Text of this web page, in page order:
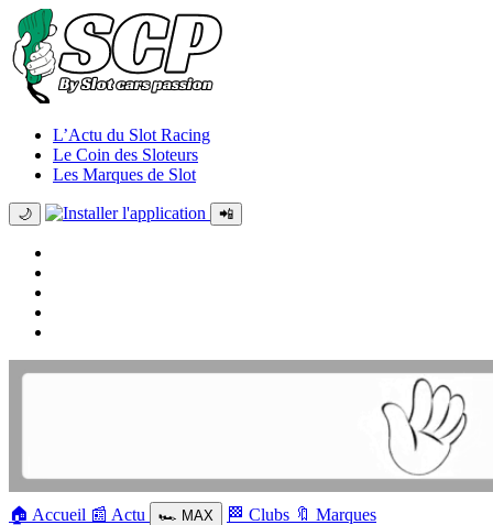
L’Actu du Slot Racing
Le Coin des Sloteurs
Les Marques de Slot
🌙 📲
🏠 Accueil 📰 Actu 🏎️ MAX 🏁 Clubs 🔖 Marques